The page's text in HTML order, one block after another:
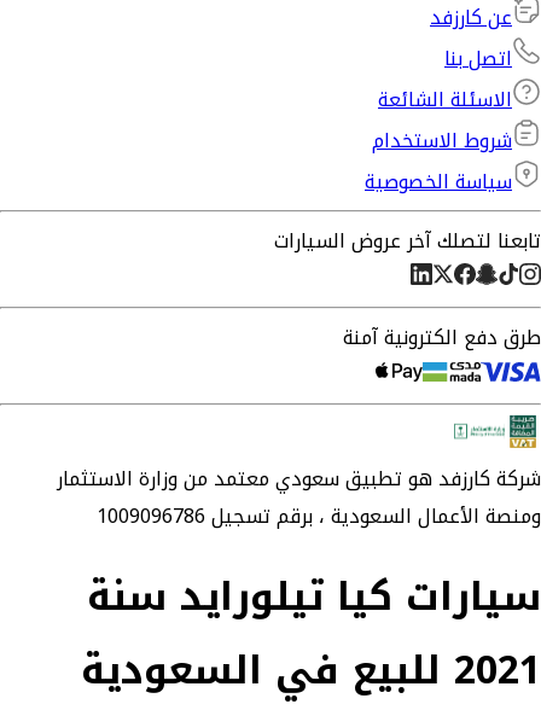
عن كارزفد
اتصل بنا
الاسئلة الشائعة
شروط الاستخدام
سياسة الخصوصية
تابعنا لتصلك آخر عروض السيارات
طرق دفع الكترونية آمنة
شركةكارزفدهو تطبيق سعودي معتمد من وزارة الاستثمار
ومنصة الأعمال السعودية ،برقم تسجيل 1009096786
سيارات كيا تيلورايد سنة
2021 للبيع في السعودية